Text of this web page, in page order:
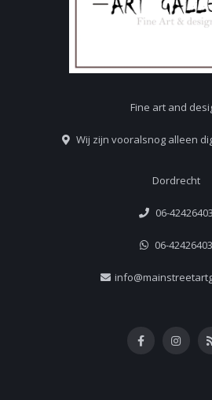
Fine art and
Wij zijn vooralsnog alleen
Dordrecht
06-42426403
06-42426403